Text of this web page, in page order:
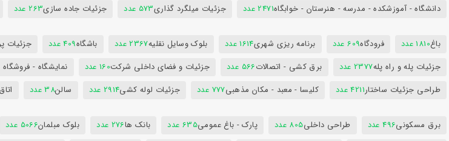
دانشگاه - آموزشکده - مدرسه - هنرستان - خوابگاه2471 عدد جزئیات میلگرد گذاری573 عدد جزئیات جاده سازی263 عدد
باغ1810 عدد فرودگاه609 عدد برنامه ریزی شهری1614 عدد بلوک وسایل نقلیه2367 عدد باشگاه409 عدد جزئیات
جزئیات پله و راه پله2377 عدد برق کشی - اتصالات566 عدد جزئیات و فضای داخلی شرکت160 عدد نمایشگاه -
طراحی جزئیات ساختار4211 عدد کلیسا - معبد - مکان مذهبی777 عدد جزئیات لوله کشی2914 عدد سالن38 عدد
برق مسکونی496 عدد طراحی داخلی805 عدد پارک - باغ عمومی635 عدد بانک ها276 عدد بلوک مبلمان5066 عدد